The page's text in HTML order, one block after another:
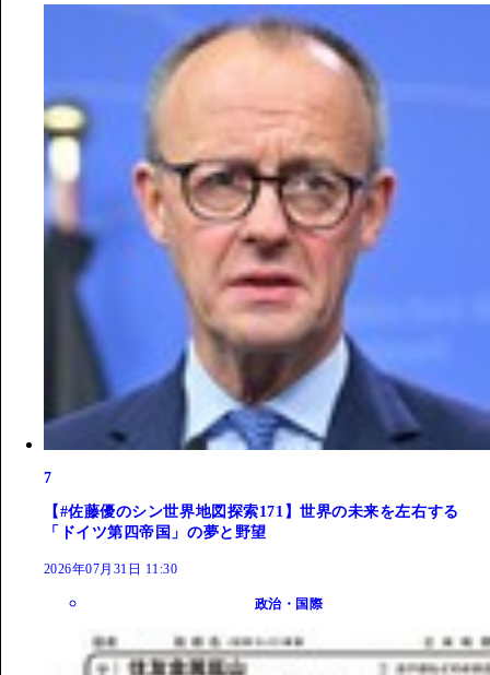
7
【#佐藤優のシン世界地図探索171】世界の未来を左右する
「ドイツ第四帝国」の夢と野望
2026年07月31日 11:30
政治・国際